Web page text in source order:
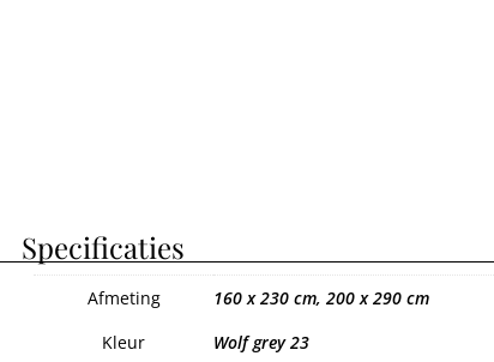
Specificaties
Afmeting
160 x 230 cm, 200 x 290 cm
Kleur
Wolf grey 23